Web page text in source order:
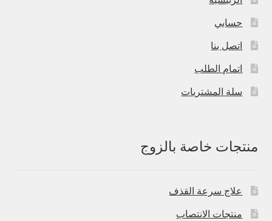
حسابي
اتصل بنا
اتمام الطلب
سلة المشتريات
منتجات خاصة بالزوج
علاج سرعة القذف
منتجات الانتصاب